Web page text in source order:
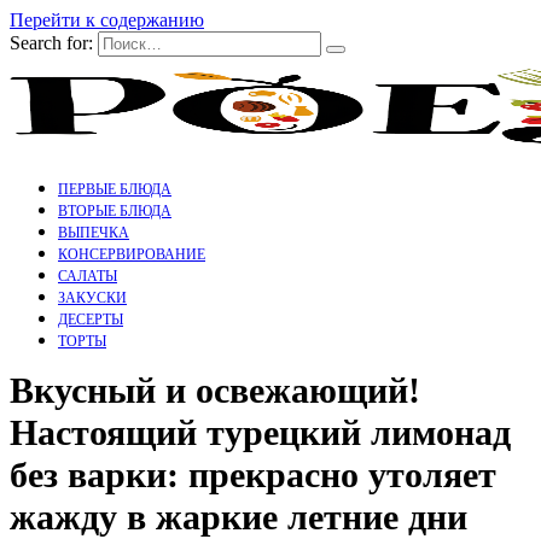
Перейти к содержанию
Search for:
ПЕРВЫЕ БЛЮДА
ВТОРЫЕ БЛЮДА
ВЫПЕЧКА
КОНСЕРВИРОВАНИЕ
САЛАТЫ
ЗАКУСКИ
ДЕСЕРТЫ
ТОРТЫ
Вкусный и освежающий!
Настоящий турецкий лимонад
без варки: прекрасно утоляет
жажду в жаркие летние дни